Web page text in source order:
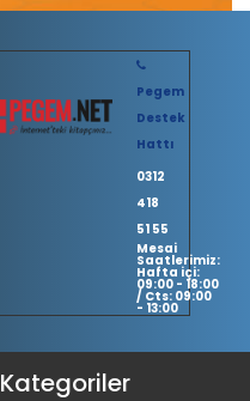
Pegem
Destek
Hattı
0312
418
51 55
Mesai
Saatlerimiz:
Hafta içi:
09:00 - 18:00
/ Cts: 09:00
- 13:00
Kategoriler